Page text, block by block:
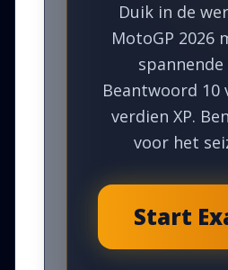
Duik in de
MotoGP 2026
spannende
Beantwoord 10
verdien XP.
voor het
Start